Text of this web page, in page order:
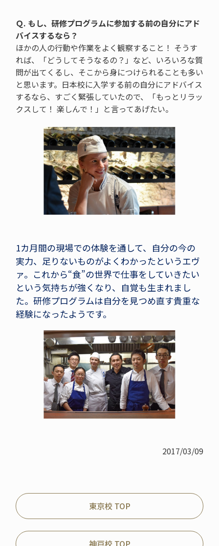
Ｑ. もし、研修プログラムに参加する前の自分にアド
バイスするなら？
ほかの人の行動や作業をよく観察すること！ そうす
れば、「どうしてそうなるの？」など、いろいろな質
問が出てくるし、そこから身につけられることも多い
と思います。日本校に入学する前の自分にアドバイス
するなら、すごく緊張していたので、「もっとリラッ
クスして！ 楽しんで！」と言ってあげたい。
1カ月間の現場での体験を通して、自分の今の
実力、足りないものがよくわかったというエヴ
ァ。これから“食”の世界で仕事をしていきたい
という気持ちが強くなり、自覚も生まれまし
た。研修プログラムは自分を見つめ直す貴重な
経験になったようです。
2017/03/09
東京校 TOP
神戸校 TOP